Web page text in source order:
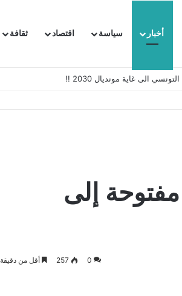
أخبار سياسة اقتصاد ثقافة
بتونس وتبلغها احتجاجا شديد اللهجة !!
إلى
0
257 أقل من دقيقة